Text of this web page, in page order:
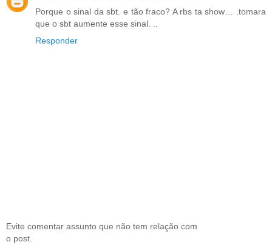
Porque o sinal da sbt. e tão fraco? A rbs ta show… .tomara
que o sbt aumente esse sinal. ..
Responder
Evite comentar assunto que não tem relação com
o post.